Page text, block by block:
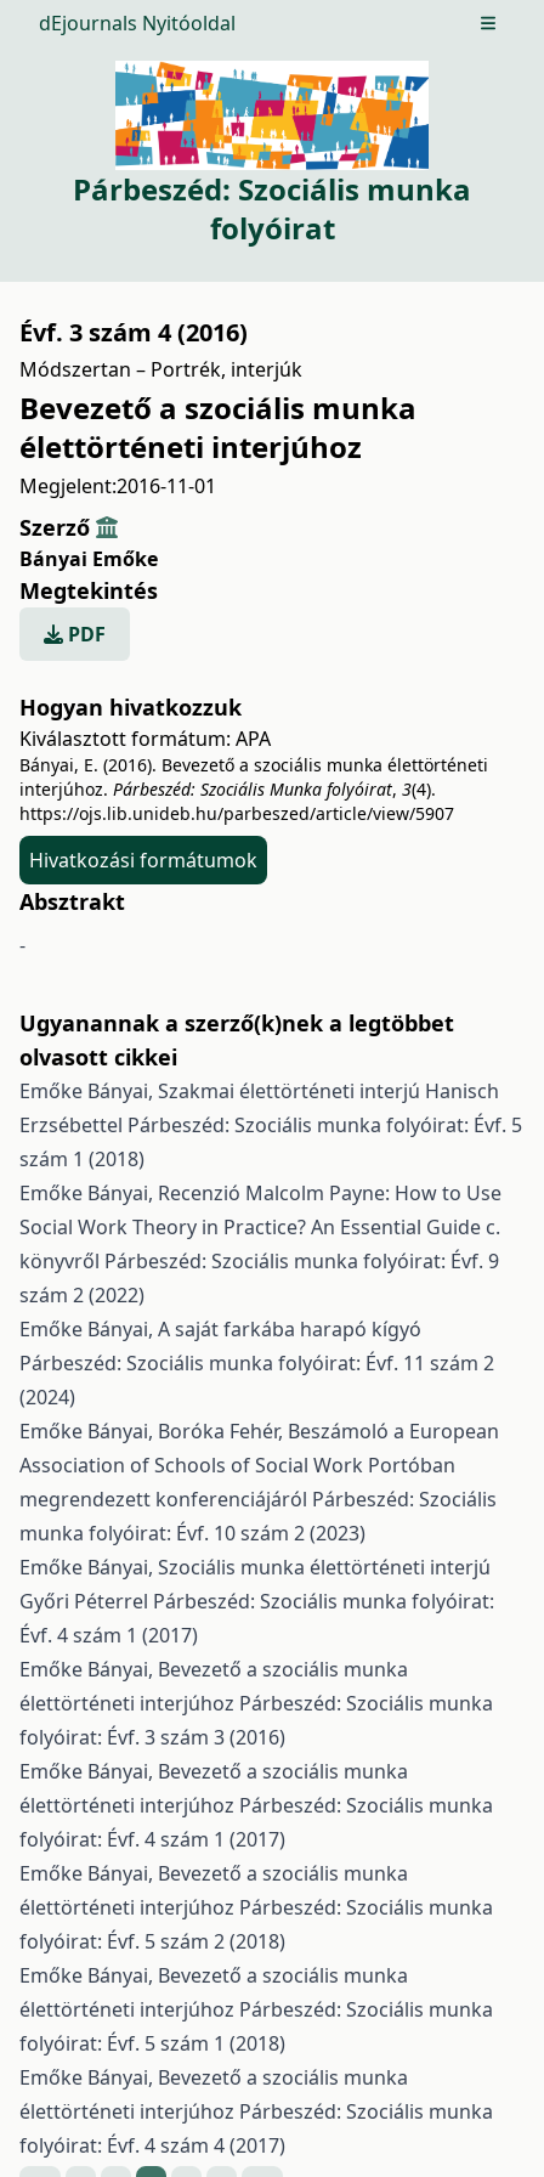
dEjournals Nyitóoldal Open
Párbeszéd: Szociális munka
folyóirat
Évf. 3 szám 4 (2016)
Módszertan – Portrék, interjúk
Bevezető a szociális munka
élettörténeti interjúhoz
Megjelent:2016-11-01
Szerző
Bányai Emőke
Megtekintés
PDF
Hogyan hivatkozzuk
Kiválasztott formátum: APA
Bányai, E. (2016). Bevezető a szociális munka élettörténeti
interjúhoz. Párbeszéd: Szociális Munka folyóirat, 3(4).
https://ojs.lib.unideb.hu/parbeszed/article/view/5907
Hivatkozási formátumok
Absztrakt
-
Ugyanannak a szerző(k)nek a legtöbbet
olvasott cikkei
Emőke Bányai, Szakmai élettörténeti interjú Hanisch
Erzsébettel Párbeszéd: Szociális munka folyóirat: Évf. 5
szám 1 (2018)
Emőke Bányai, Recenzió Malcolm Payne: How to Use
Social Work Theory in Practice? An Essential Guide c.
könyvről Párbeszéd: Szociális munka folyóirat: Évf. 9
szám 2 (2022)
Emőke Bányai, A saját farkába harapó kígyó
Párbeszéd: Szociális munka folyóirat: Évf. 11 szám 2
(2024)
Emőke Bányai, Boróka Fehér, Beszámoló a European
Association of Schools of Social Work Portóban
megrendezett konferenciájáról Párbeszéd: Szociális
munka folyóirat: Évf. 10 szám 2 (2023)
Emőke Bányai, Szociális munka élettörténeti interjú
Győri Péterrel Párbeszéd: Szociális munka folyóirat:
Évf. 4 szám 1 (2017)
Emőke Bányai, Bevezető a szociális munka
élettörténeti interjúhoz Párbeszéd: Szociális munka
folyóirat: Évf. 3 szám 3 (2016)
Emőke Bányai, Bevezető a szociális munka
élettörténeti interjúhoz Párbeszéd: Szociális munka
folyóirat: Évf. 4 szám 1 (2017)
Emőke Bányai, Bevezető a szociális munka
élettörténeti interjúhoz Párbeszéd: Szociális munka
folyóirat: Évf. 5 szám 2 (2018)
Emőke Bányai, Bevezető a szociális munka
élettörténeti interjúhoz Párbeszéd: Szociális munka
folyóirat: Évf. 5 szám 1 (2018)
Emőke Bányai, Bevezető a szociális munka
élettörténeti interjúhoz Párbeszéd: Szociális munka
folyóirat: Évf. 4 szám 4 (2017)